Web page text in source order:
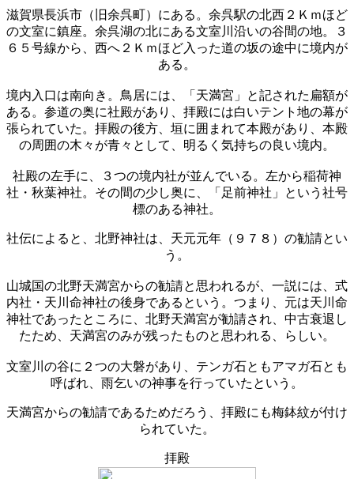
滋賀県長浜市（旧余呉町）にある。余呉駅の北西２Ｋｍほど
の文室に鎮座。余呉湖の北にある文室川沿いの谷間の地。３
６５号線から、西へ２Ｋｍほど入った道の坂の途中に境内が
ある。
境内入口は南向き。鳥居には、「天満宮」と記された扁額が
ある。参道の奥に社殿があり、拝殿には白いテント地の幕が
張られていた。拝殿の後方、垣に囲まれて本殿があり、本殿
の周囲の木々が青々として、明るく気持ちの良い境内。
社殿の左手に、３つの境内社が並んでいる。左から稲荷神
社・秋葉神社。その間の少し奥に、「足前神社」という社号
標のある神社。
社伝によると、北野神社は、天元元年（９７８）の勧請とい
う。
山城国の北野天満宮からの勧請と思われるが、一説には、式
内社・天川命神社の後身であるという。つまり、元は天川命
神社であったところに、北野天満宮が勧請され、中古衰退し
たため、天満宮のみが残ったものと思われる、らしい。
文室川の谷に２つの大磐があり、テンガ石ともアマガ石とも
呼ばれ、雨乞いの神事を行っていたという。
天満宮からの勧請であるためだろう、拝殿にも梅鉢紋が付け
られていた。
拝殿